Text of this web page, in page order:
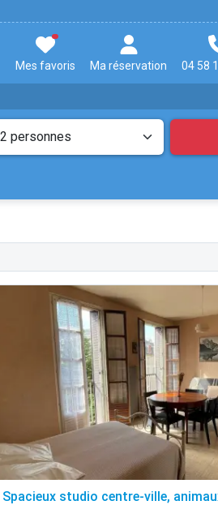
Mes favoris Ma réservation 04 58
Spacieux studio centre-ville,